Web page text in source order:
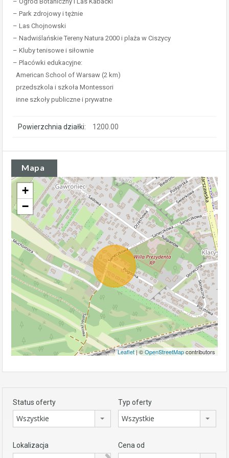
– Park zdrojowy i tężnie
– Las Chojnowski
– Nadwiślańskie Tereny Natura 2000 i plaża w Ciszycy
– Kluby tenisowe i siłownie
– Placówki edukacyjne:
American School of Warsaw (2 km)
przedszkola i szkoła Montessori
inne szkoły publiczne i prywatne
Powierzchnia działki: 1200.00
Mapa
+
−
Leaflet | ©OpenStreetMapcontributors
Status oferty
Wszystkie
Typ oferty
Wszystkie
Lokalizacja Cena od